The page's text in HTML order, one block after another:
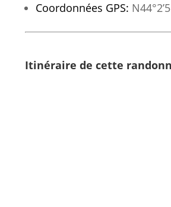
Coordonnées GPS:
Itinéraire de cette